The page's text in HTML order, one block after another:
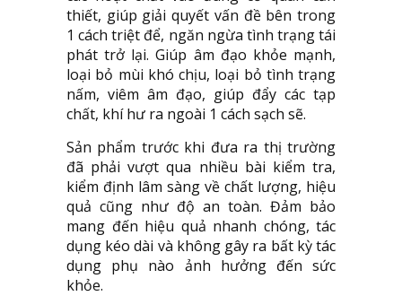
thiết, giúp giải quyết vấn đề bên trong
1 cách triệt để, ngăn ngừa tình trạng tái
phát trở lại. Giúp âm đạo khỏe mạnh,
loại bỏ mùi khó chịu, loại bỏ tình trạng
nấm, viêm âm đạo, giúp đẩy các tạp
chất, khí hư ra ngoài 1 cách sạch sẽ.
Sản phẩm trước khi đưa ra thị trường
đã phải vượt qua nhiều bài kiểm tra,
kiểm định lâm sàng về chất lượng, hiệu
quả cũng như độ an toàn. Đảm bảo
mang đến hiệu quả nhanh chóng, tác
dụng kéo dài và không gây ra bất kỳ tác
dụng phụ nào ảnh hưởng đến sức
khỏe.